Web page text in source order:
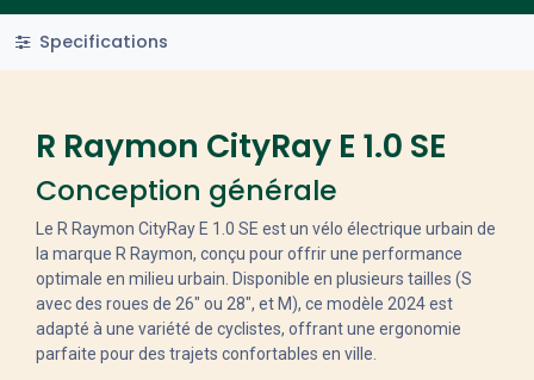
Specifications
R Raymon CityRay E 1.0 SE
Conception générale
Le R Raymon CityRay E 1.0 SE est un vélo électrique urbain de
la marque R Raymon, conçu pour offrir une performance
optimale en milieu urbain. Disponible en plusieurs tailles (S
avec des roues de 26" ou 28", et M), ce modèle 2024 est
adapté à une variété de cyclistes, offrant une ergonomie
parfaite pour des trajets confortables en ville.